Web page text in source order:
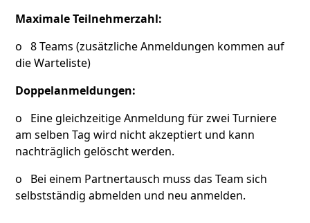
Maximale Teilnehmerzahl:
o 8 Teams (zusätzliche Anmeldungen kommen auf
die Warteliste)
Doppelanmeldungen:
o Eine gleichzeitige Anmeldung für zwei Turniere
am selben Tag wird nicht akzeptiert und kann
nachträglich gelöscht werden.
o Bei einem Partnertausch muss das Team sich
selbstständig abmelden und neu anmelden.